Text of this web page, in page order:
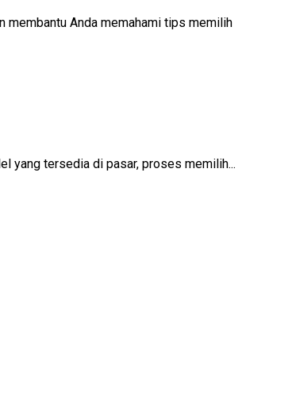
membantu Anda memahami tips memilih
yang tersedia di pasar, proses memilih...